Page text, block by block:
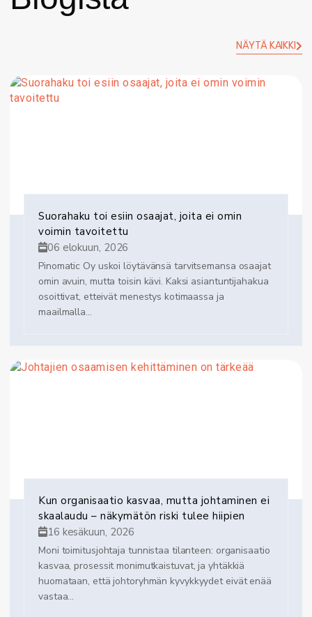
NÄYTÄ KAIKKI
Suorahaku toi esiin osaajat, joita ei omin
voimin tavoitettu
06 elokuun, 2026
Pinomatic Oy uskoi löytävänsä tarvitsemansa osaajat
omin avuin, mutta toisin kävi. Kaksi asiantuntijahakua
osoittivat, etteivät menestys kotimaassa ja
maailmalla...
Kun organisaatio kasvaa, mutta johtaminen ei
skaalaudu – näkymätön riski tulee hiipien
16 kesäkuun, 2026
Moni toimitusjohtaja tunnistaa tilanteen: organisaatio
kasvaa, prosessit monimutkaistuvat, ja yhtäkkiä
huomataan, että johtoryhmän kyvykkyydet eivät enää
vastaa...